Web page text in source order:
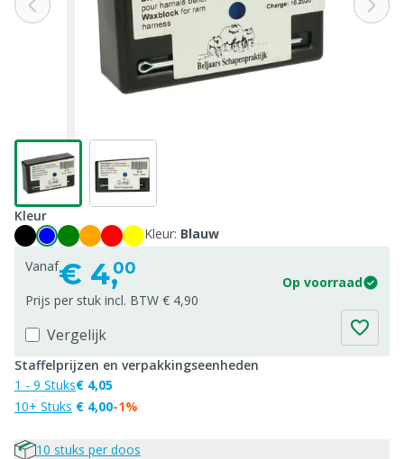
Kleur
Kleur: Blauw
Vanaf€ 4,00
Op voorraad
Prijs per stuk incl. BTW € 4,90
Vergelijk
Staffelprijzen en verpakkingseenheden
1 - 9 Stuks
10+ Stuks
€ 4,05
€ 4,00-1%
10 stuks per doos